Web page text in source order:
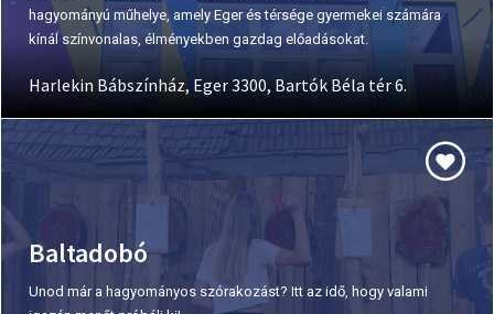
hagyományú műhelye, amely Eger és térsége gyermekei számára
kínál színvonalas, élményekben gazdag előadásokat.
Harlekin Bábszínház, Eger 3300, Bartók Béla tér 6.
Baltadobó
Unod már a hagyományos szórakozást? Itt az idő, hogy valami